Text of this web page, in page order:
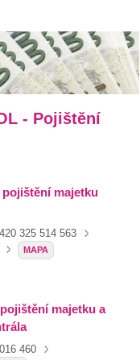
- Pojištění
majetku
325 514 563
MAPA
majetku a
460